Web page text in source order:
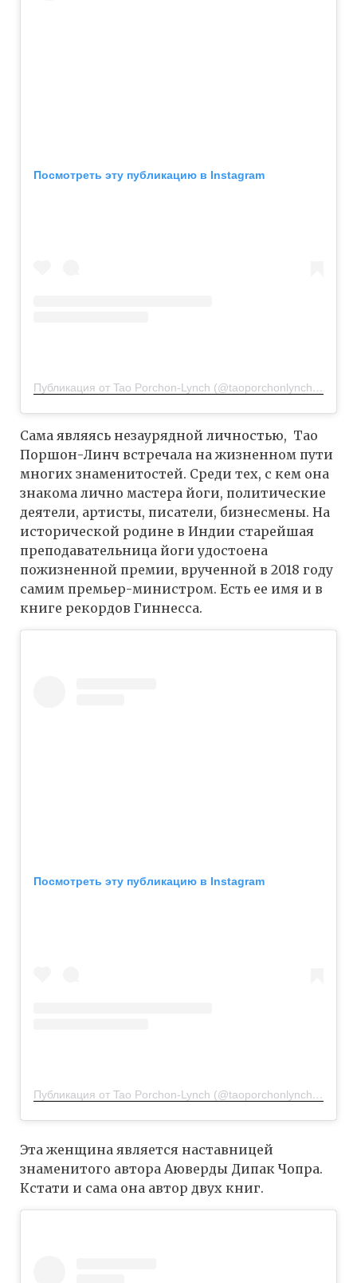
Посмотреть эту публикацию в Instagram
Публикация от Tao Porchon-Lynch (@taoporchonlynch100)
Сама являясь незаурядной личностью, Тао
Поршон-Линч встречала на жизненном пути
многих знаменитостей. Среди тех, с кем она
знакома лично мастера йоги, политические
деятели, артисты, писатели, бизнесмены. На
исторической родине в Индии старейшая
преподавательница йоги удостоена
пожизненной премии, врученной в 2018 году
самим премьер-министром. Есть ее имя и в
книге рекордов Гиннесса.
Посмотреть эту публикацию в Instagram
Публикация от Tao Porchon-Lynch (@taoporchonlynch100)
Эта женщина является наставницей
знаменитого автора Аюверды Дипак Чопра.
Кстати и сама она автор двух книг.